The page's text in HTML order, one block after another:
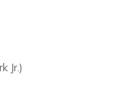
Jr.)